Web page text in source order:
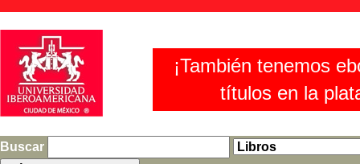
¡También tenemos
títulos en la
Buscar